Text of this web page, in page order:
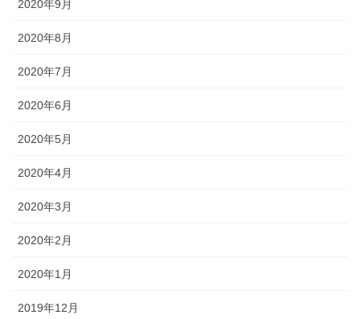
2020年9月
2020年8月
2020年7月
2020年6月
2020年5月
2020年4月
2020年3月
2020年2月
2020年1月
2019年12月